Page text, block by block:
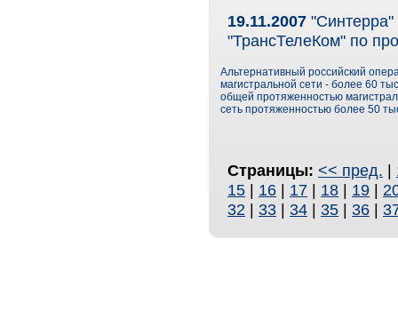
19.11.2007 "Синтерра"
"ТрансТелеКом" по
Альтернативный российский
магистральной сети - более 60
общей протяженностью
сеть протяженностью более 50
Страницы: << пред. |
15 | 16 | 17 | 18 | 19 |
32 | 33 | 34 | 35 | 36 |